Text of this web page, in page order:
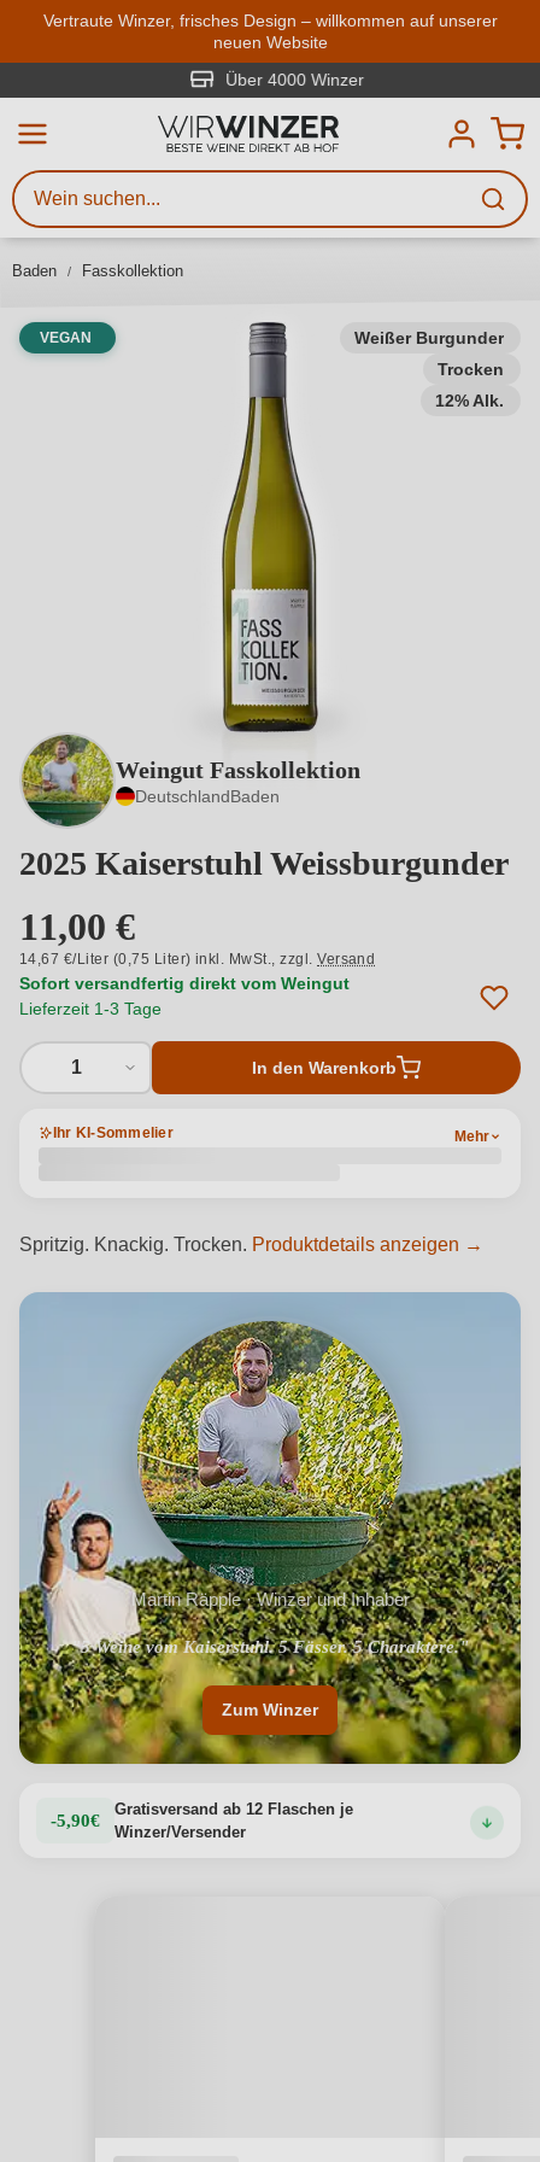
Zum Hauptinhalt springen
Vertraute Winzer, frisches Design – willkommen auf unserer
neuen Website
Über 4000 Winzer
Baden Fasskollektion
Weißer Burgunder
Trocken
12% Alk.
VEGAN
Weingut Fasskollektion
DeutschlandBaden
2025 Kaiserstuhl Weissburgunder
11,00 €
14,67 €/Liter (0,75 Liter) inkl. MwSt.,zzgl.Versand
Sofort versandfertig direkt vom Weingut
Lieferzeit 1-3 Tage
1 In den Warenkorb
Ihr KI-Sommelier Mehr
Spritzig. Knackig. Trocken. Produktdetails anzeigen →
Martin Räpple · Winzer und Inhaber
"5 Weine vom Kaiserstuhl. 5 Fässer. 5 Charaktere."
Zum Winzer
-5,90€
Gratisversand ab 12 Flaschen je
Winzer/Versender
Weinsuche
Mindestens 3 Zeichen eingeben
Beschreiben Sie, welchen Wein
Sie suchen – ob nach Geschmack,